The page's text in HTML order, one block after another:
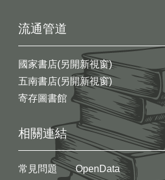
流通管道
國家書店(另開新視窗)
五南書店(另開新視窗)
寄存圖書館
相關連結
常見問題
OpenData